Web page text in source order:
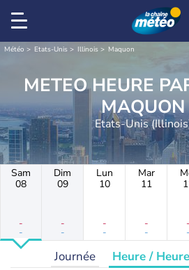
Météo Etats-Unis Illinois Maquon
METEO HEURE
MAQUON
Etats-Unis
Sam
08
-
-
Dim
09
-
-
Lun
10
-
-
Mar
11
-
-
-
-
Journée Heure / Heure